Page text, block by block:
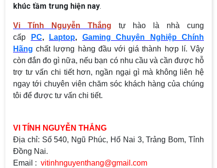
khúc tầm trung hiện nay.
Vi Tính Nguyễn Thắng tự hào là nhà cung
cấp
PC, Laptop, Gaming Chuyên Nghiệp Chính
Hãng chất lượng hàng đầu với giá thành hợp lí. Vậy
còn đắn đo gì nữa, nếu bạn có nhu cầu và cần được hỗ
trợ tư vấn chi tiết hơn, ngần ngại gì mà không liên hệ
ngay tới chuyên viên chăm sóc khách hàng của chúng
tôi để được tư vấn chi tiết.
VI TÍNH NGUYỄN THẮNG
Địa chỉ: Số 540, Ngũ Phúc, Hố Nai 3, Trảng Bom, Tỉnh
Đồng Nai.
Email : vitinhnguyenthang@gmail.com